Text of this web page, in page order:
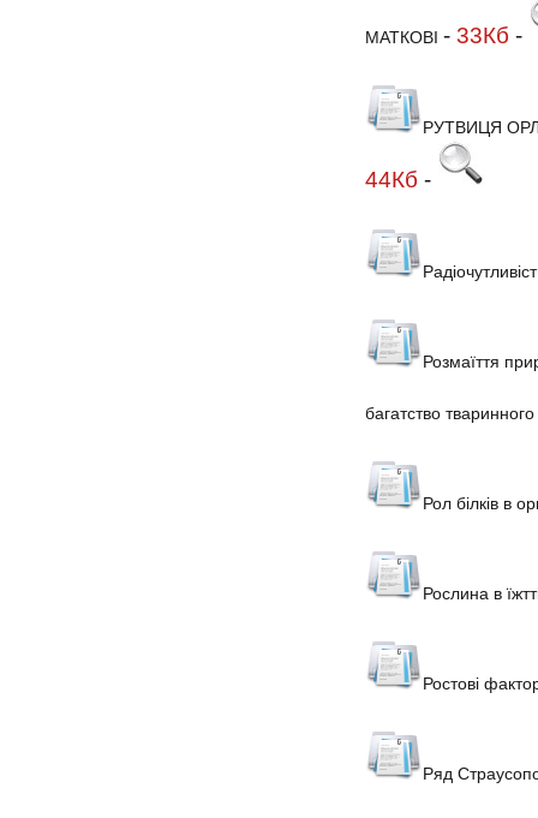
МАТКОВІ - 33Кб -
РУТВИЦЯ
44Кб -
Розмаїття
багатство тваринного
Рол білків в
Рослина в
Ростові
Ряд